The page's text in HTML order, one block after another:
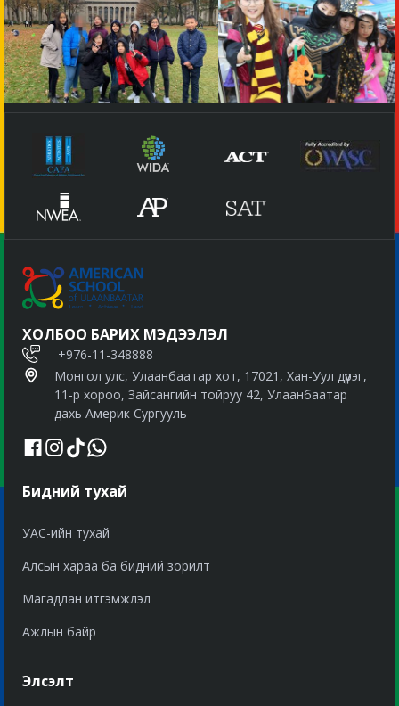
ХОЛБОО БАРИХ МЭДЭЭЛЭЛ
+976-11-348888
Монгол улс, Улаанбаатар хот, 17021, Хан-Уул дүүрэг,
11-р хороо, Зайсангийн тойруу 42, Улаанбаатар
дахь Америк Сургууль
Бидний тухай
УАС-ийн тухай
Алсын хараа ба бидний зорилт
Магадлан итгэмжлэл
Ажлын байр
Элсэлт